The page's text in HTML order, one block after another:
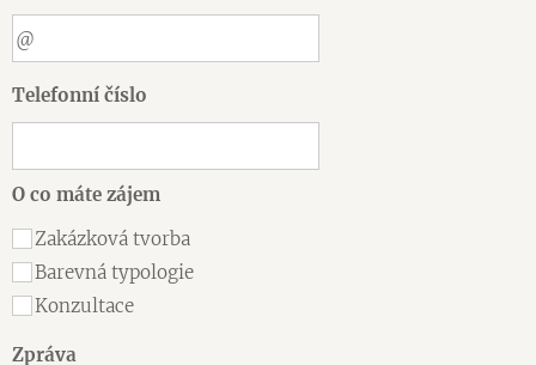
Telefonní číslo
O co máte zájem
Zakázková tvorba
Barevná typologie
Konzultace
Zpráva